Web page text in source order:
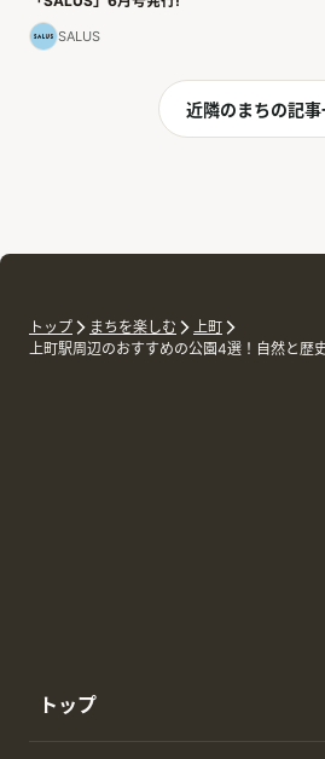
SALUS
近隣のまちの記
トップ まちを楽しむ
上町
上町駅周辺のおすすめの公園4選！自然と歴
トップ